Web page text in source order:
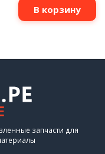
В корзину
запчасти для